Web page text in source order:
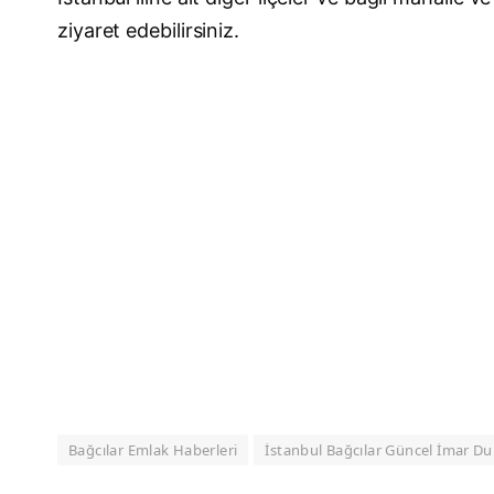
ziyaret edebilirsiniz.
Bağcılar Emlak Haberleri İstanbul Bağcılar Güncel İmar